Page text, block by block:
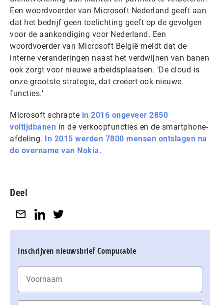
Een woordvoerder van Microsoft Nederland geeft aan
dat het bedrijf geen toelichting geeft op de gevolgen
voor de aankondiging voor Nederland. Een
woordvoerder van Microsoft België meldt dat de
interne veranderingen naast het verdwijnen van banen
ook zorgt voor nieuwe arbeidsplaatsen. ‘De cloud is
onze grootste strategie, dat creëert ook nieuwe
functies.’
Microsoft schrapte in 2016 ongeveer 2850
voltijdbanen in de verkoopfuncties en de smartphone-
afdeling. In 2015 werden 7800 mensen ontslagen na
de overname van Nokia.
Deel
Inschrijven nieuwsbrief Computable